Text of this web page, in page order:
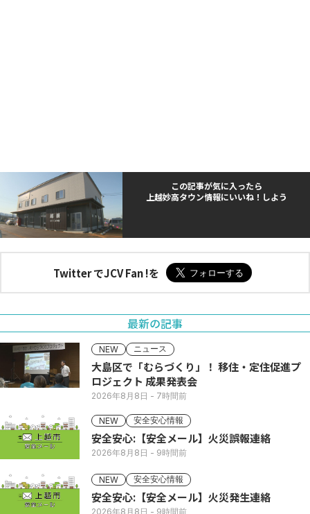
この記事が気に入ったら
上越妙高タウン情報にいいね！しよう
Twitter でJCV Fan !を
最新の記事
NEW ニュース
大島区で「むらづくり」！ 移住・定住促進プ
ロジェクト 成果発表会
2026年8月8日 - 7時間前
NEW 安全安心情報
安全安心:【安全メール】火災誤報連絡
2026年8月8日 - 9時間前
NEW 安全安心情報
安全安心:【安全メール】火災発生連絡
2026年8月8日 - 9時間前